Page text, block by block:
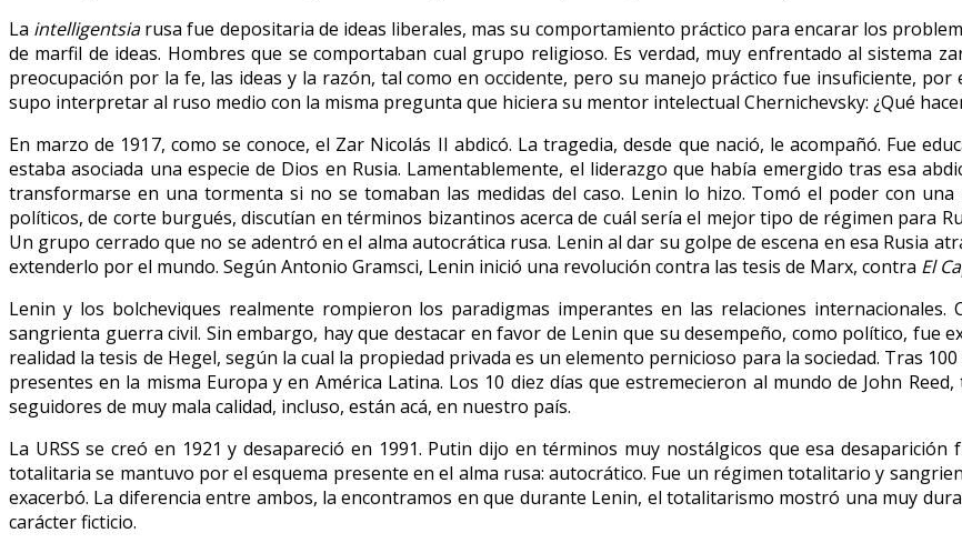
La intelligentsiarusa fue depositaria de ideas liberales, mas su comportamiento práctico para encarar los
de marfil de ideas. Hombres que se comportaban cual grupo religioso. Es verdad, muy enfrentado al sistema
preocupación por la fe, las ideas y la razón, tal como en occidente, pero su manejo práctico fue insuficiente,
supo interpretar al ruso medio con la misma pregunta que hiciera su mentor intelectual Chernichevsky: ¿Qué
En marzo de 1917, como se conoce, el Zar Nicolás II abdicó. La tragedia, desde que nació, le acompañó. Fue
estaba asociada una especie de Dios en Rusia. Lamentablemente, el liderazgo que había emergido tras esa
transformarse en una tormenta si no se tomaban las medidas del caso. Lenin lo hizo. Tomó el poder con
políticos, de corte burgués, discutían en términos bizantinos acerca de cuál sería el mejor tipo de régimen para
Un grupo cerrado que no se adentró en el alma autocrática rusa. Lenin al dar su golpe de escena en esa Rusia
extenderlo por el mundo. Según Antonio Gramsci, Lenin inició una revolución contra las tesis de Marx, contra El
Lenin y los bolcheviques realmente rompieron los paradigmas imperantes en las relaciones
sangrienta guerra civil. Sin embargo, hay que destacar en favor de Lenin que su desempeño, como político, fue
realidad la tesis de Hegel, según la cual la propiedad privada es un elemento pernicioso para la sociedad. Tras
presentes en la misma Europa y en América Latina. Los 10 diez días que estremecieron al mundo de John
seguidores de muy mala calidad, incluso, están acá, en nuestro país.
La URSS se creó en 1921 y desapareció en 1991. Putin dijo en términos muy nostálgicos que esa
totalitaria se mantuvo por el esquema presente en el alma rusa: autocrático. Fue un régimen totalitario y
exacerbó. La diferencia entre ambos, la encontramos en que durante Lenin, el totalitarismo mostró una muy
carácter ficticio.